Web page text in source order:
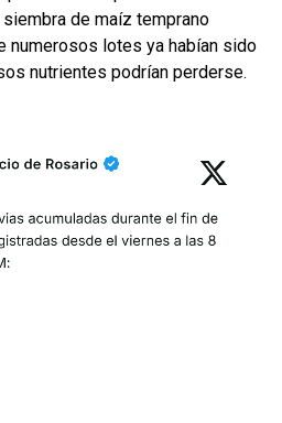
de maíz temprano
numerosos lotes ya habían sido
nutrientes podrían perderse.